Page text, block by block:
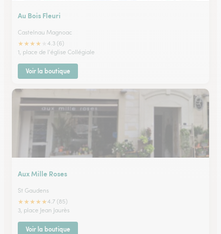
Au Bois Fleuri
Castelnau Magnoac
★★★★
4.3 (6)
1, place de l'église Collégiale
Voir la boutique
Aux Mille Roses
St Gaudens
★★★★★4.7 (85)
3, place Jean Jaurès
Voir la boutique